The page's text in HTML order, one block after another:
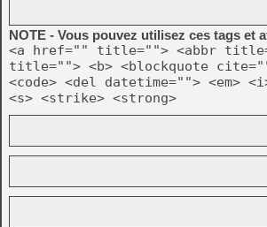
NOTE - Vous pouvez utilisez ces tags et
<a href="" title=""> <abbr
title=""> <b> <blockquote
<code> <del datetime=""> <em>
<s> <strike> <strong>